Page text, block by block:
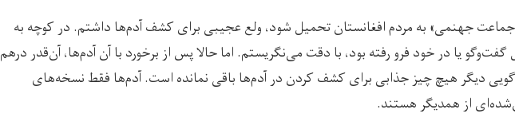
جهنمی» به مردم افغانستان تحمیل شود، ولع عجیبی برای کشف آدم‌ها داشتم. در کوچه به
یا در خود فرو رفته بود، با دقت می‌نگریستم. اما حالا پس از برخورد با آن آدم‌ها، آن‌قدر درهم
دیگر هیچ چیز جذابی برای کشف کردن در آدم‌ها باقی نمانده است. آدم‌ها فقط نسخه‌های
از همدیگر هستند.